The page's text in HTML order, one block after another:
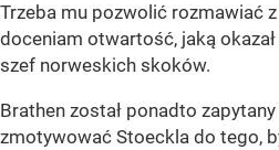
Trzeba mu pozwolić rozmawiać
doceniam otwartość, jaką
szef norweskich skoków.
Brathen został ponadto
zmotywować Stoeckla do tego,